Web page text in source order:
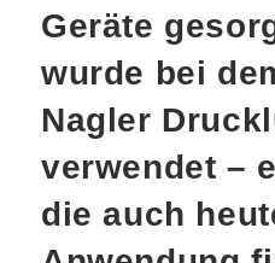
Geräte
wurde bei
Nagler
verwendet –
die auch